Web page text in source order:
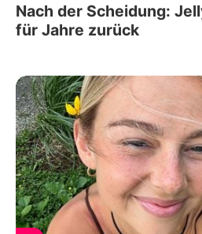
Nach der Scheidung:
für Jahre zurück